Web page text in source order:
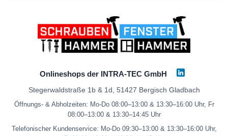
Onlineshops der INTRA-TEC GmbH
Stegerwaldstraße 1b & 1d, 51427 Bergisch Gladbach
Öffnungs- & Abholzeiten: Mo-Do 08:00–13:00 & 13:30–16:00 Uhr, Fr
08:00–13:00 & 13:30–14:45 Uhr
Telefonischer Kundenservice: Mo-Do 09:30–13:00 & 13:30–16:00 Uhr,